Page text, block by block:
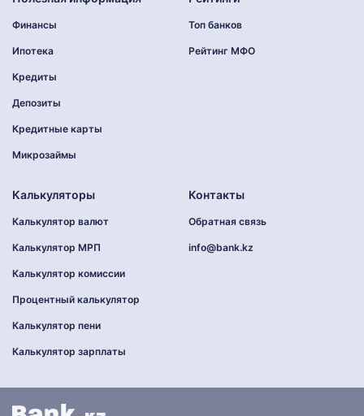
Финансы
Ипотека
Кредиты
Депозиты
Кредитные карты
Микрозаймы
Топ банков
Рейтинг МФО
Калькуляторы
Калькулятор валют
Калькулятор МРП
Калькулятор комиссии
Процентный калькулятор
Калькулятор пени
Калькулятор зарплаты
Контакты
Обратная связь
info@bank.kz